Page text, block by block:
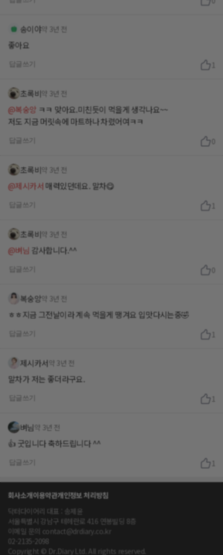
송이야약 3년 전
좋아요
1
초록비 약 3년 전
@복숭앙 ㅋㅋ 맞아요.미친듯이 먹을게 생각나요~~
저도 지금 머릿속에 마트하나 차렸어여ㅋㅋ
초록비 약 3년 전
@제시카서매력있던데요. 말차😋
1
초록비 약 3년 전
@벼님 감사합니다.^^
복숭앙약 3년 전
ㅎㅎ지금 그전날이라 계속 먹을게 땡겨요 입맛다시는중🤣
1
제시카서 약 3년 전
말차가 저는 좋더라구요.
1
벼님 약 3년 전
👍 굿입니다 축하드립니다 ^^
1
회사소개이용약관개인정보 처리방침
닥터다이어리 대표 : 송제윤
서울특별시 강남구 테헤란로 416 연봉빌딩 8층
이메일 문의 contact@drdiary.co.kr
02-2135-2098
Copyright © Dr.Diary Ltd. All rights reserved.